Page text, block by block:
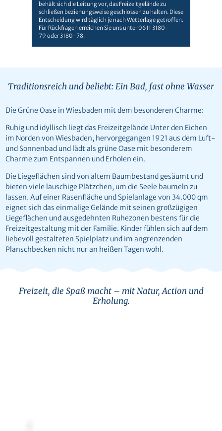
behält sich die Leitung vor, das Freizeitgelände zu
schließen beziehungsweise geschlossen zu halten. Diese
Entscheidung wird täglich je nach Wetterlage getroffen.
Für Rückfragen erreichen Sie uns unter 0611 3180-
79 oder 3180-78.
Traditionsreich und beliebt: Ein Bad, fast ohne Wasser
Die Grüne Oase in Wiesbaden mit dem besonderen Charme:
Ruhig und idyllisch liegt das Freizeitgelände Unter den Eichen
im Norden von Wiesbaden, hervorgegangen 1921 aus dem Luft-
und Sonnenbad und lädt als grüne Oase mit besonderem
Charme zum Entspannen und Erholen ein.
Die Liegeflächen sind von altem Baumbestand gesäumt und
bieten viele lauschige Plätzchen, um die Seele baumeln zu
lassen. Auf einer Rasenfläche und Spielanlage von 34.000 qm
eignet sich das einmalige Gelände mit seinen großzügigen
Liegeflächen und ausgedehnten Ruhezonen bestens für die
Freizeitgestaltung mit der Familie. Kinder fühlen sich auf dem
liebevoll gestalteten Spielplatz und im angrenzenden
Planschbecken nicht nur an heißen Tagen wohl.
Freizeit, die Spaß macht – mit Natur, Action und
Erholung.